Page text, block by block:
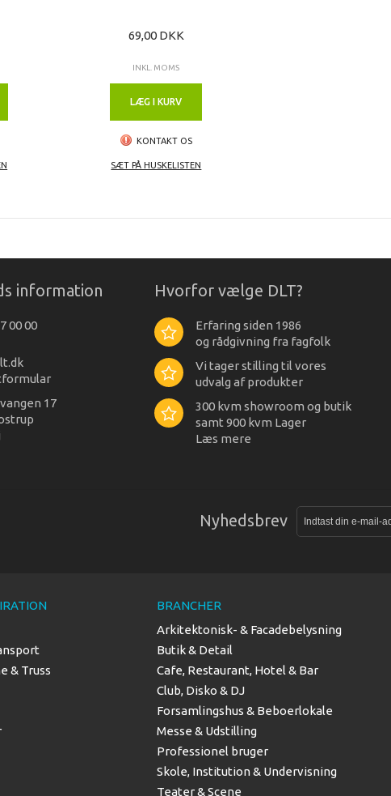
69,00 DKK
INKL. MOMS
LÆG I KURV
KONTAKT OS
SÆT PÅ HUSKELISTEN
information
00 00
17
Hvorfor vælge DLT?
Erfaring siden 1986
og rådgivning fra fagfolk
Vi tager stilling til vores
udvalg af produkter
300 kvm showroom og butik
samt 900 kvm Lager
Læs mere
Nyhedsbrev
& Truss
BRANCHER
Arkitektonisk- & Facadebelysning
Butik & Detail
Cafe, Restaurant, Hotel & Bar
Club, Disko & DJ
Forsamlingshus & Beboerlokale
Messe & Udstilling
Professionel bruger
Skole, Institution & Undervisning
Teater & Scene